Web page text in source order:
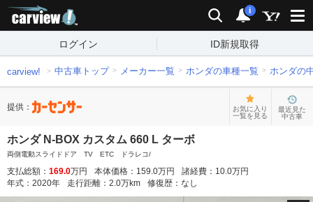
検索 通知
i
ログイン ID新規取得
carview! 中古車トップ メーカー一覧 ホンダの車種一覧 ホンダの
提供：
お気に入り
一覧を見る
最近見た
中古車
ホンダ N-BOX カスタム 660 L ターボ
両側電動スライドドア TV ETC ドラレコ/
支払総額： 169.0万円 本体価格： 159.0万円 諸経費： 10.0万円
年式： 2020年 走行距離： 2.0万km 修復歴： なし